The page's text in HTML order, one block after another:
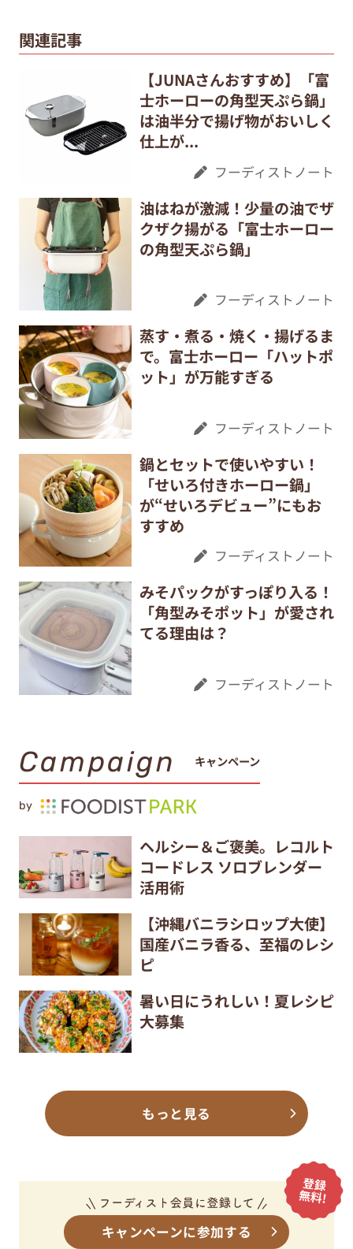
関連記事
【JUNAさんおすすめ】「富
士ホーローの角型天ぷら鍋」
は油半分で揚げ物がおいしく
仕上が...
フーディストノート
油はねが激減！少量の油でザ
クザク揚がる「富士ホーロー
の角型天ぷら鍋」
フーディストノート
蒸す・煮る・焼く・揚げるま
で。富士ホーロー「ハットポ
ット」が万能すぎる
フーディストノート
鍋とセットで使いやすい！
「せいろ付きホーロー鍋」
が“せいろデビュー”にもお
すすめ
フーディストノート
みそパックがすっぽり入る！
「角型みそポット」が愛され
てる理由は？
フーディストノート
Campaign キャンペーン
by
ヘルシー＆ご褒美。レコルト
コードレス ソロブレンダー
活用術
【沖縄バニラシロップ大使】
国産バニラ香る、至福のレシ
ピ
暑い日にうれしい！夏レシピ
大募集
もっと見る
キャンペーンに参加する